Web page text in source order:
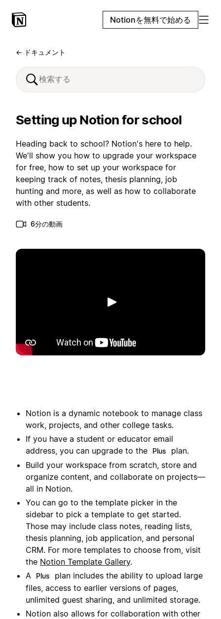
Notionを無料で始める
← ドキュメント
Setting up Notion for school
Heading back to school? Notion's here to help.
We'll show you how to upgrade your workspace
for free, how to set up your workspace for
keeping track of notes, thesis planning, job
hunting and more, as well as how to collaborate
with other students.
6分の動画
再生
Notion is a dynamic notebook to manage class
work, projects, and other college tasks.
If you have a student or educator email
address, you can upgrade to the
Plus
plan.
Build your workspace from scratch, store and
organize content, and collaborate on projects—
all in Notion.
You can go to the template picker in the
sidebar to pick a template to get started.
Those may include class notes, reading lists,
thesis planning, job application, and personal
CRM. For more templates to choose from, visit
the Notion Template Gallery.
A
Plus
plan includes the ability to upload large
files, access to earlier versions of pages,
unlimited guest sharing, and unlimited storage.
Notion also allows for collaboration with other